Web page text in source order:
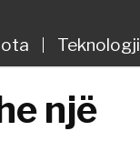
Teknologji
një